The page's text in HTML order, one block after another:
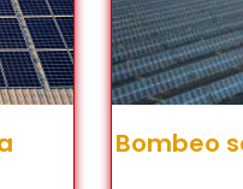
Bombeo